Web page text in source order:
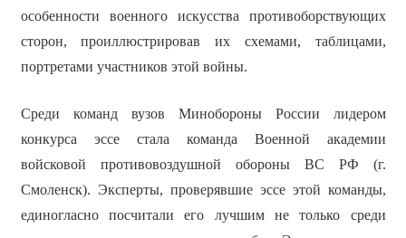
особенности военного искусства противоборствующих
сторон, проиллюстрировав их схемами, таблицами,
портретами участников этой войны.
Среди команд вузов Минобороны России лидером
конкурса эссе стала команда Военной академии
войсковой противовоздушной обороны ВС РФ (г.
Смоленск). Эксперты, проверявшие эссе этой команды,
единогласно посчитали его лучшим не только среди